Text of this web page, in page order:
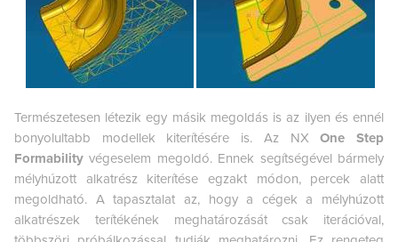
Természetesen létezik egy másik megoldás is az ilyen és ennél
bonyolultabb modellek kiterítésére is. Az NXOne Step
Formability végeselem megoldó. Ennek segítségével bármely
mélyhúzott alkatrész kiterítése egzakt módon, percek alatt
megoldható. A tapasztalat az, hogy a cégek a mélyhúzott
alkatrészek terítékének meghatározását csak iterációval,